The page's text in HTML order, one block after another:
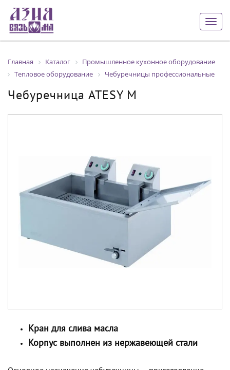
Главная Каталог
Промышленное кухонное оборудование
Тепловое оборудование
Чебуречницы профессиональные
Чебуречница ATESY М
Кран для слива масла
Корпус выполнен из нержавеющей стали